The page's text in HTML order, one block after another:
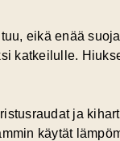
eikä enää
katkeilulle.
ja
käytät